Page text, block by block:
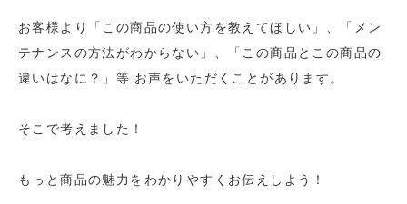
お客様より「この商品の使い方を教えてほしい」、「メン
テナンスの方法がわからない」、「この商品とこの商品の
違いはなに？」等 お声をいただくことがあります。
そこで考えました！
もっと商品の魅力をわかりやすくお伝えしよう！